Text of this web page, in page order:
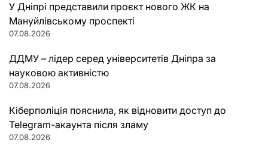
У Дніпрі представили проєкт нового ЖК на
Мануйлівському проспекті
07.08.2026
ДДМУ – лідер серед університетів Дніпра за
науковою активністю
07.08.2026
Кіберполіція пояснила, як відновити доступ до
Telegram-акаунта після зламу
07.08.2026